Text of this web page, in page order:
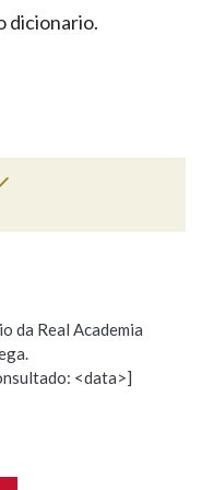
PALABRAS
dicionario.
da Real Academia
<data>]